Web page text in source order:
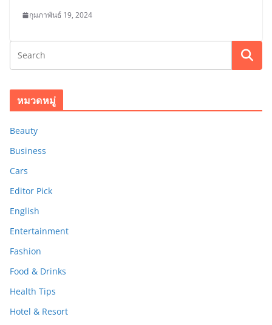
กุมภาพันธ์ 19, 2024
หมวดหมู่
Beauty
Business
Cars
Editor Pick
English
Entertainment
Fashion
Food & Drinks
Health Tips
Hotel & Resort